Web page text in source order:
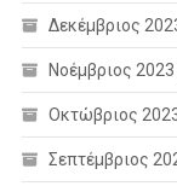
Δεκέμβριος
Νοέμβριος 2023
Οκτώβριος
Σεπτέμβριος